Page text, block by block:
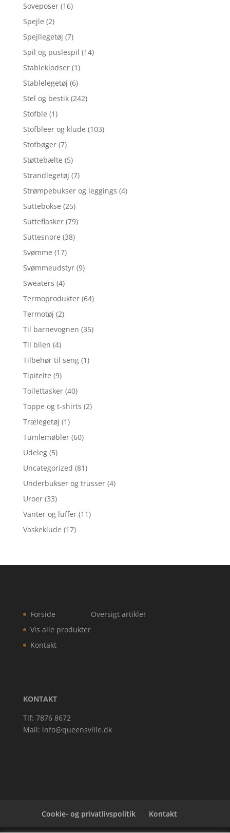
Soveposer (16)
Spejle (2)
Spejllegetøj (7)
Spil og puslespil (14)
Stableklodser (1)
Stablelegetøj (6)
Stel og bestik (242)
Stofble (1)
Stofbleer og klude (103)
Stofbøger (7)
Støttebælte (5)
Strandlegetøj (7)
Strømpebukser og leggings (4)
Suttebokse (25)
Sutteflasker (79)
Suttesnore (38)
Svømme (17)
Svømmeudstyr (9)
Sweaters (4)
Termoprodukter (64)
Termotøj (2)
Til barnevognen (35)
Til bilen (4)
Tilbehør til seng (1)
Tipitelte (9)
Toilettasker (40)
Toppe og t-shirts (2)
Trælegetøj (1)
Tumlemøbler (60)
Udeleg (5)
Uncategorized (81)
Underbukser og trusser (4)
Uroer (33)
Vanter og luffer (11)
Vaskeklude (17)
Forside
Vis alle produkter
Kontakt
Oversigt artikler
KONTAKT
Tlf: 7876 8672
Mail: info@queensville.dk
Cookie- og privatlivspolitik Kontakt